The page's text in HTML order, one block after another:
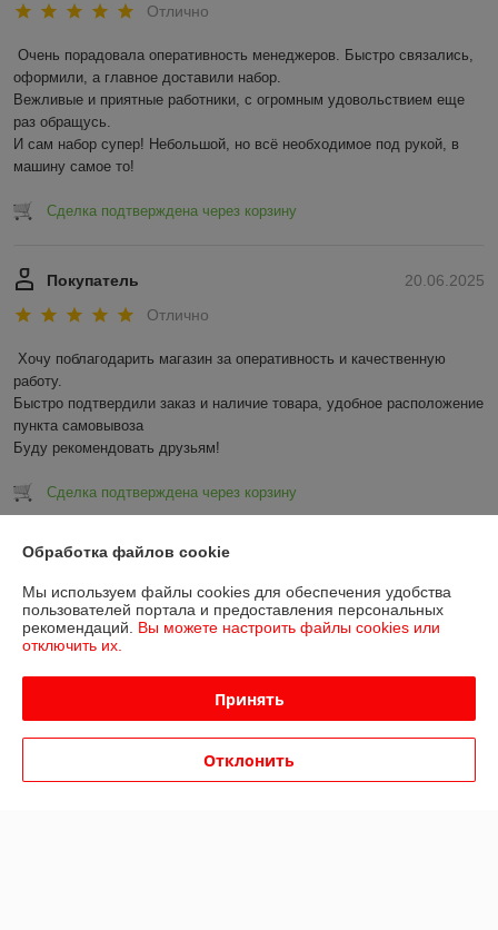
Отлично
Очень порадовала оперативность менеджеров. Быстро связались,
оформили, а главное доставили набор.
Вежливые и приятные работники, с огромным удовольствием еще
раз обращусь.
И сам набор супер! Небольшой, но всё необходимое под рукой, в
машину самое то!
Сделка подтверждена через корзину
20.06.2025
Покупатель
Отлично
Хочу поблагодарить магазин за оперативность и качественную
работу.
Быстро подтвердили заказ и наличие товара, удобное расположение
пункта самовывоза
Буду рекомендовать друзьям!
Сделка подтверждена через корзину
Показать все отзывы
О нас
Контакты
Доставка и оплата
График работы
Обработка файлов cookie
Мы используем файлы cookies для обеспечения удобства
пользователей портала и предоставления персональных
рекомендаций. Вы можете настроить файлы cookies или
отключить их.
Принять
Отклонить